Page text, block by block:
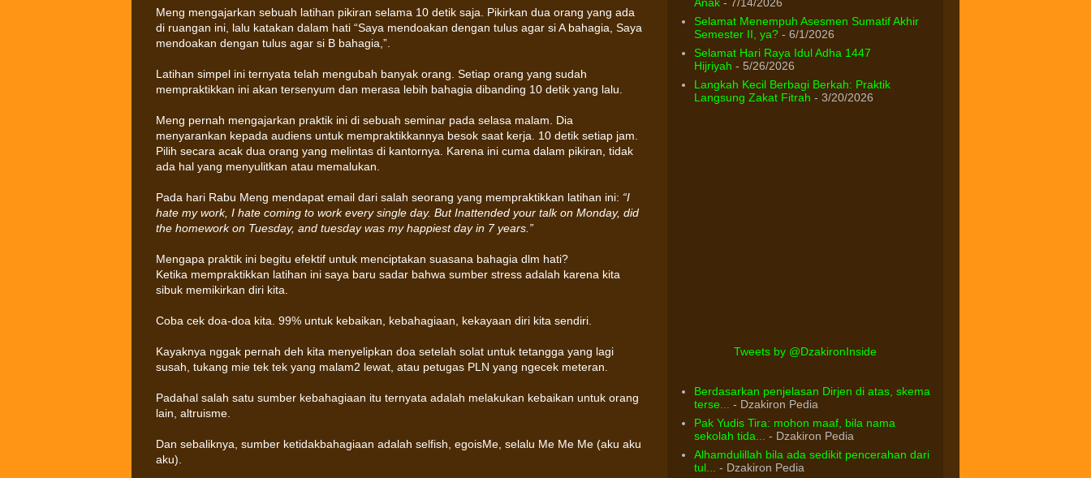
Meng mengajarkan sebuah latihan pikiran selama 10 detik saja. Pikirkan dua orang yang ada
di ruangan ini, lalu katakan dalam hati “Saya mendoakan dengan tulus agar si A bahagia, Saya
mendoakan dengan tulus agar si B bahagia,”.
Latihan simpel ini ternyata telah mengubah banyak orang. Setiap orang yang sudah
mempraktikkan ini akan tersenyum dan merasa lebih bahagia dibanding 10 detik yang lalu.
Meng pernah mengajarkan praktik ini di sebuah seminar pada selasa malam. Dia
menyarankan kepada audiens untuk mempraktikkannya besok saat kerja. 10 detik setiap jam.
Pilih secara acak dua orang yang melintas di kantornya. Karena ini cuma dalam pikiran, tidak
ada hal yang menyulitkan atau memalukan.
Pada hari Rabu Meng mendapat email dari salah seorang yang mempraktikkan latihan ini: “I
hate my work, I hate coming to work every single day. But Inattended your talk on Monday, did
the homework on Tuesday, and tuesday was my happiest day in 7 years.”
Mengapa praktik ini begitu efektif untuk menciptakan suasana bahagia dlm hati?
Ketika mempraktikkan latihan ini saya baru sadar bahwa sumber stress adalah karena kita
sibuk memikirkan diri kita.
Coba cek doa-doa kita. 99% untuk kebaikan, kebahagiaan, kekayaan diri kita sendiri.
Kayaknya nggak pernah deh kita menyelipkan doa setelah solat untuk tetangga yang lagi
susah, tukang mie tek tek yang malam2 lewat, atau petugas PLN yang ngecek meteran.
Padahal salah satu sumber kebahagiaan itu ternyata adalah melakukan kebaikan untuk orang
lain, altruisme.
Dan sebaliknya, sumber ketidakbahagiaan adalah selfish, egoisMe, selalu Me Me Me (aku aku
aku).
Selamat Menempuh Asesmen Sumatif Akhir
Semester II, ya?- 6/1/2026
Selamat Hari Raya Idul Adha 1447
Hijriyah - 5/26/2026
Langkah Kecil Berbagi Berkah: Praktik
Langsung Zakat Fitrah - 3/20/2026
Tweets by @DzakironInside
Berdasarkan penjelasan Dirjen di atas, skema
terse...
- Dzakiron Pedia
Pak Yudis Tira: mohon maaf, bila nama
sekolah tida...
- Dzakiron Pedia
Alhamdulillah bila ada sedikit pencerahan dari
tul...
- Dzakiron Pedia